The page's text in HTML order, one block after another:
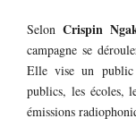
SelonCrispin
campagne se
Elle vise un public
publics, les écoles,
émissions